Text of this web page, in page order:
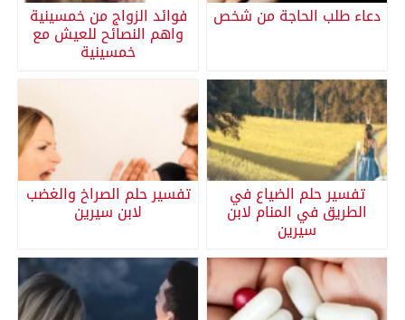
دعاء طلب الحاجة من شخص فوائد الزواج من خمسينية
واهم النصائح للعيش مع
خمسينية
تفسير حلم الضياع في
الطريق في المنام لابن
سيرين
تفسير حلم الصراخ والغضب
لابن سيرين